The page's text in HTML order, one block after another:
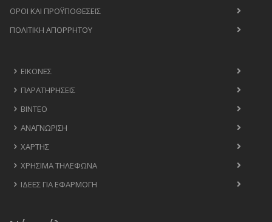
ΟΡΟΙ ΚΑΙ ΠΡΟΫΠΟΘΈΣΕΙΣ
ΠΟΛΙΤΙΚΉ ΑΠΟΡΡΉΤΟΥ
ΕΙΚΌΝΕΣ
ΠΑΡΑΤΗΡΉΣΕΙΣ
ΒΊΝΤΕΟ
ΑΝΑΓΝΏΡΙΣΗ
ΧΆΡΤΗΣ
ΧΡΉΣΙΜΑ ΤΗΛΈΦΩΝΑ
ΙΔΈΕΣ ΓΙΑ ΕΦΑΡΜΟΓΉ